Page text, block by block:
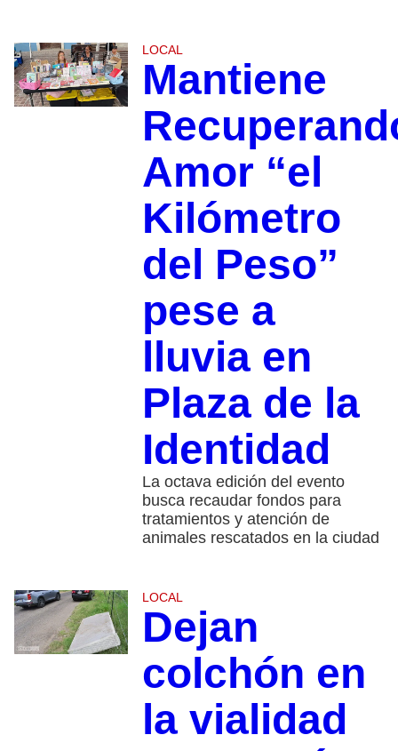
LOCAL
Mantiene
Amor “el
Kilómetro
del Peso”
pese a
lluvia en
Plaza de la
Identidad
La octava edición del evento
busca recaudar fondos para
tratamientos y atención de
animales rescatados en la ciudad
LOCAL
Dejan
colchón en
la vialidad